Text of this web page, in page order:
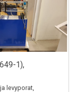
1),
levyporat,